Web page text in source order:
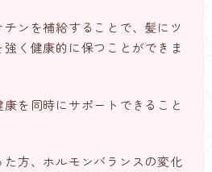
ンを補給することで、髪にツ
く健康的に保つことができま
を同時にサポートできること
方、ホルモンバランスの変化